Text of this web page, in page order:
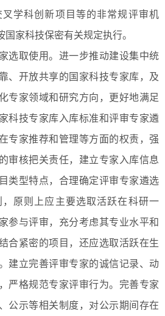
学科创新项目等的非常规评审机
家科技保密有关规定执行。
选取使用。进一步推动建设集中统
、开放共享的国家科技专家库，及
专家领域和研究方向，更好地满足
科技专家库入库标准和评审专家遴
专家推荐和管理等方面的权责，强
审核把关责任，建立专家入库信息
类型特点，合理确定评审专家遴选
原则上应主要选取活跃在科研一
参与评审，充分考虑其专业水平和
合紧密的项目，还应选取活跃在生
建立完善评审专家的诚信记录、动
严格规范专家评审行为。完善专家
公示等相关制度，对公示期间存在